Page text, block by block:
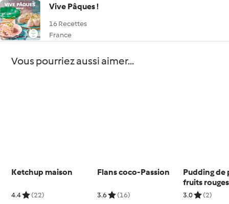
Vive Pâques !
16 Recettes
France
Vous pourriez aussi aimer...
Ketchup maison
4.4 (22)
Flans coco-Passion
3.6 (16)
Pudding de
fruits rouges
3.0 (2)